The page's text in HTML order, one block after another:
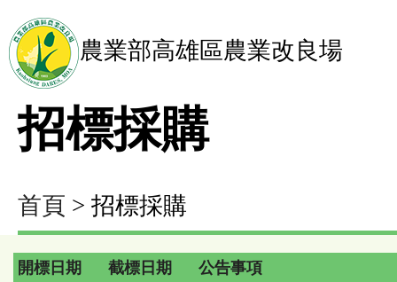
農業部高雄區農業改良場
招標採購
首頁 > 招標採購
開標日期 截標日期 公告事項